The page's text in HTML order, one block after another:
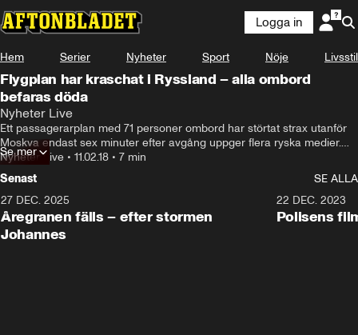
Logga in
Hem Serier Nyheter Sport Nöje Livsstil
Flygplan har kraschat i Ryssland – alla ombord
befaras döda
Nyheter Live
Ett passagerarplan med 71 personer ombord har störtat strax utanför
Moskva endast sex minuter efter avgång uppger flera ryska medier.
Kvarlevor av förolyckade människor samt vrakdelar har hittats i
området och samtliga personer ombord befaras ha omkommit.
– Besättningen och passagerarna hade ingen chans att överleva,
säger en källa till den ryska statskontrollerade nyhetsbyrån Interfax.
Nyheter Live • 11.02.18 • 7 min
Se mer
Senast
SE ALLA
27 DEC. 2025
Åregranen fälls – efter stormen
Johannes
22 DEC. 2023
Polisens